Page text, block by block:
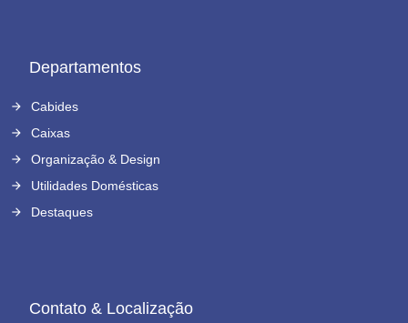
Departamentos
Cabides
Caixas
Organização & Design
Utilidades Domésticas
Destaques
Contato & Localização